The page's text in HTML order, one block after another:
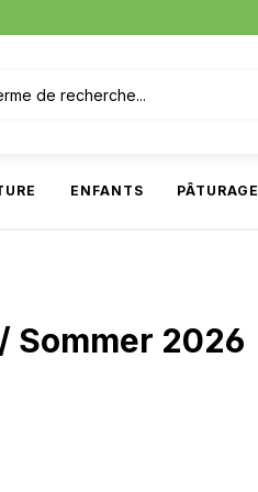
ENFANTS PÂTURAGE
Sommer 2026